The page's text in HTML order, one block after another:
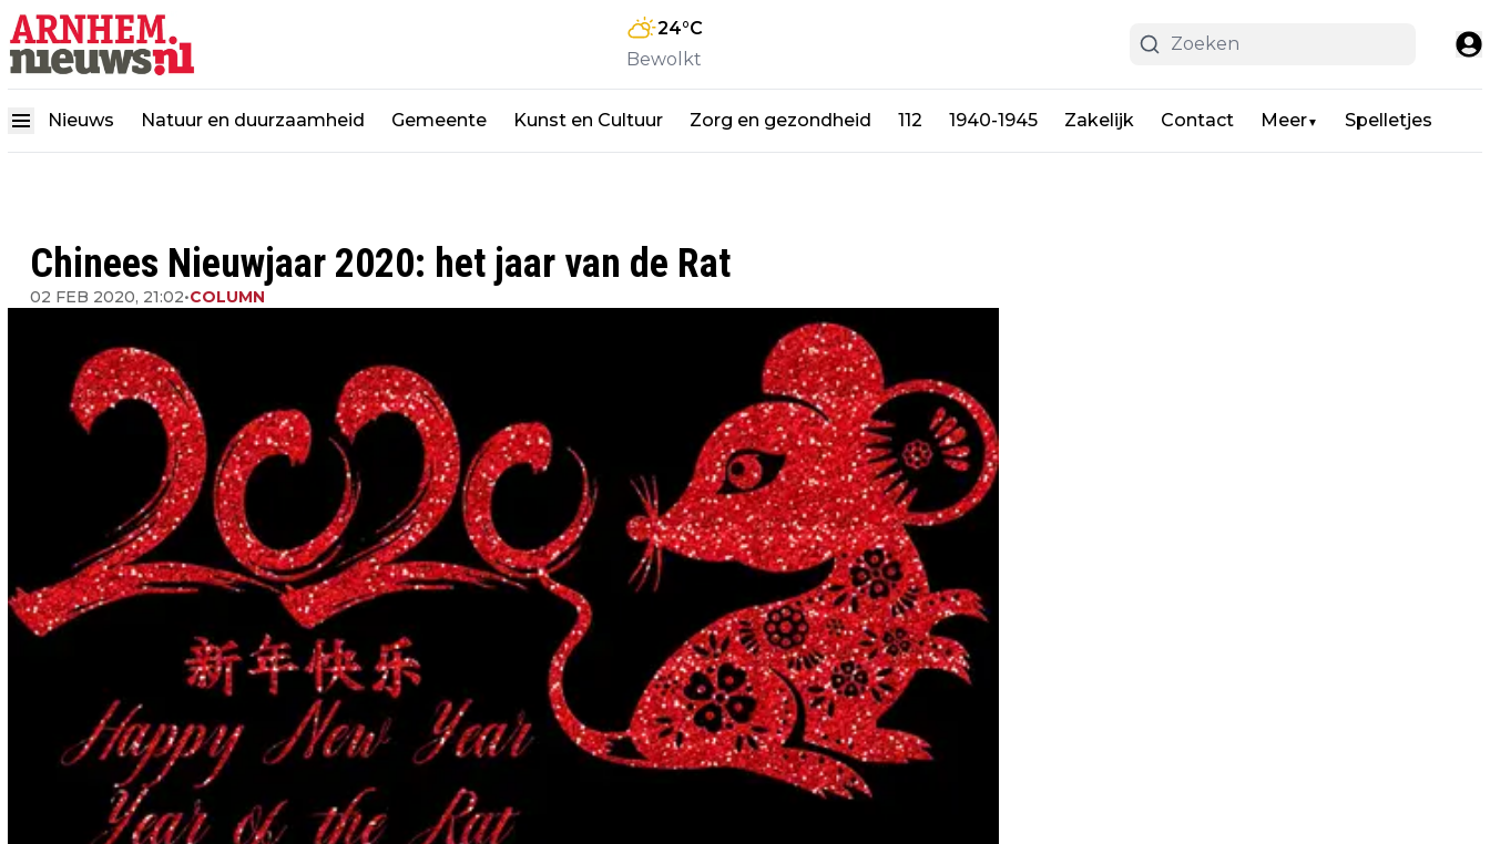
24°C
Bewolkt
Nieuws Natuur en duurzaamheid Gemeente Kunst en Cultuur Zorg en gezondheid 112 1940-1945 Zakelijk Contact Meer▼ Spelletjes
Chinees Nieuwjaar 2020: het jaar van de Rat
02 FEB 2020, 21:02•COLUMN